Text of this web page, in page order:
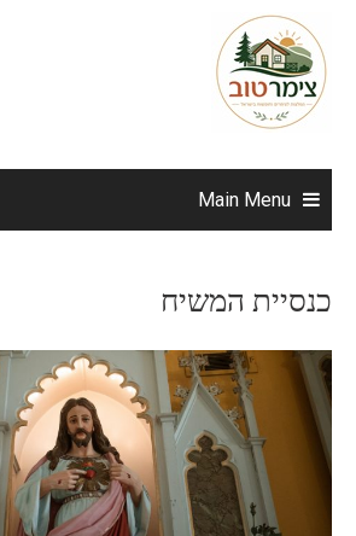
content
Main Menu
כנסיית המשיח